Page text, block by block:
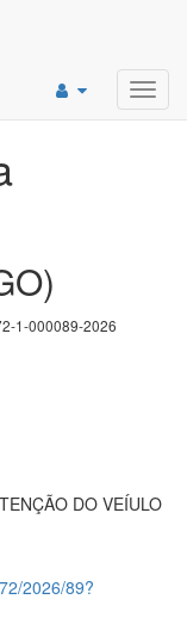
1-000089-2026
DO VEÍULO
2026/89?